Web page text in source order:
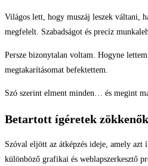
Világos lett, hogy muszáj leszek váltani,
megfelelt. Szabadságot és precíz
Persze bizonytalan voltam. Hogyne
megtakarításomat befektettem.
Szó szerint elment minden… és megint
Betartott ígéretek
Szóval eljött az átképzés ideje, amely
különböző grafikai és weblapszerkesztő